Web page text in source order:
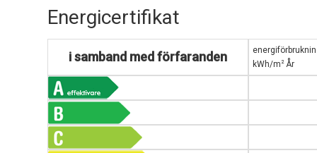
Energicertifikat
i samband med förfaranden
kWh/m 2År